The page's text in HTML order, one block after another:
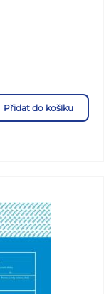
Přidat do košíku